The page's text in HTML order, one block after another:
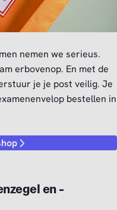
nemen we serieus.
erbovenop. En met de
je je post veilig. Je
bestellen in
en -